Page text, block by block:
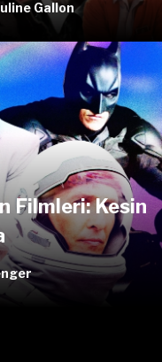
Gallon
Filmleri: Kesin